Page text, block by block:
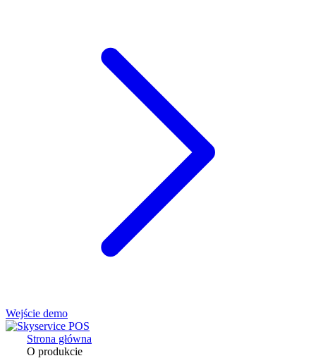
Wejście demo
Strona główna
O produkcie